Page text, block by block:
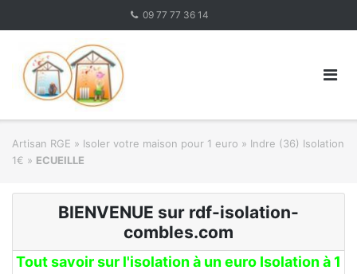
09 77 77 36 14
Artisan RGE » Isoler votre maison pour 1 euro » Indre (36) Isolation
1€ » ECUEILLE
BIENVENUE sur rdf-isolation-
combles.com
Tout savoir sur l'isolation à un euro Isolation à 1